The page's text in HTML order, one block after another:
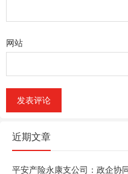
网站
近期文章
平安产险永康支公司：政企协